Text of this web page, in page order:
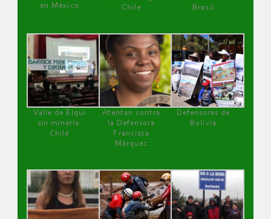
en México
Chile
Brasil
Valle de Elqui
sin minería.
Chile
Atentan contra
la Defensora
Francisca
Márquez
Defensoras de
Bolivia